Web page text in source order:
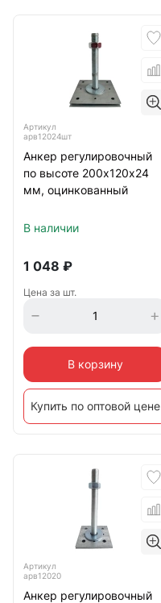
Артикул
арв12024шт
Анкер регулировочный
по высоте 200х120х24
мм, оцинкованный
В наличии
1 048 ₽
Цена за шт.
В корзину
Купить по оптовой цене
Артикул
арв12020
Анкер регулировочный